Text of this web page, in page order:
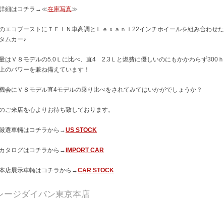
細はコチラ→≪在庫写真≫
エコブーストにＴＥＩＮ車高調とＬｅｘａｎｉ22インチホイールを組み合わせた
ムカー♪
はＶ８モデルの5.0Ｌに比べ、直4 2.3Ｌと燃費に優しいのにもかかわらず300ｈ
のパワーを兼ね備えています！
会にＶ８モデル直4モデルの乗り比べをされてみてはいかがでしょうか？
ご来店を心よりお待ち致しております。
選車輛はコチラから→US STOCK
タログはコチラから→ IMPORT CAR
店展示車輛はコチラから→CAR STOCK
ージダイバン東京本店